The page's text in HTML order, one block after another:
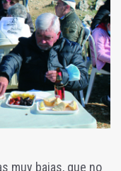
muy bajas, que no